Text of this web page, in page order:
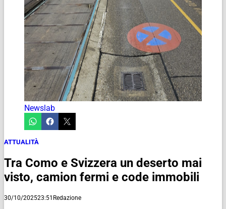
Newslab
ATTUALITÀ
Tra Como e Svizzera un deserto mai
visto, camion fermi e code immobili
30/10/202523:51 Redazione